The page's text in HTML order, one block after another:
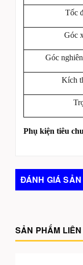
Tốc
Góc
Góc
Kích
Phụ kiện tiêu
ĐÁNH GIÁ
SẢN PHẨM